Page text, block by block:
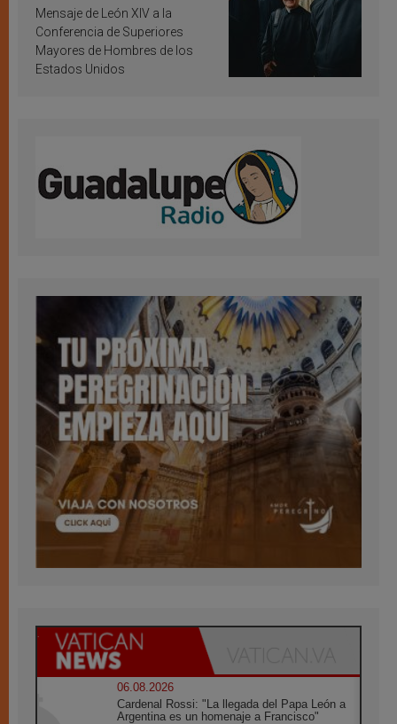
inspiración y santificación
Mensaje de León XIV a la
Conferencia de Superiores
Mayores de Hombres de los
Estados Unidos
06.08.2026
Cardenal Rossi: "La llegada del Papa León a
Argentina es un homenaje a Francisco"